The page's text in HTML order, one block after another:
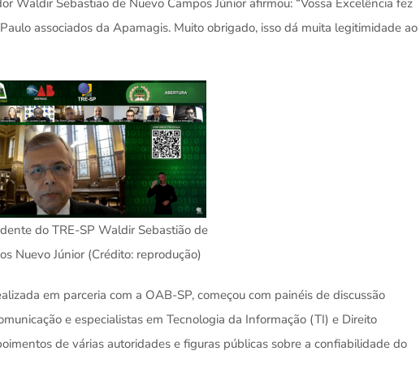
Waldir Sebastião de Nuevo Campos Júnior afirmou: “Vossa Excelência fez
associados da Apamagis. Muito obrigado, isso dá muita legitimidade ao
do TRE-SP Waldir Sebastião de
Nuevo Júnior (Crédito: reprodução)
em parceria com a OAB-SP, começou com painéis de discussão
e especialistas em Tecnologia da Informação (TI) e Direito
de várias autoridades e figuras públicas sobre a confiabilidade do